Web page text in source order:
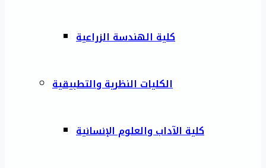
كلية الهندسة الزراعية
الكليات النظرية والتطبيقية
كلية الآداب والعلوم الإنسانية